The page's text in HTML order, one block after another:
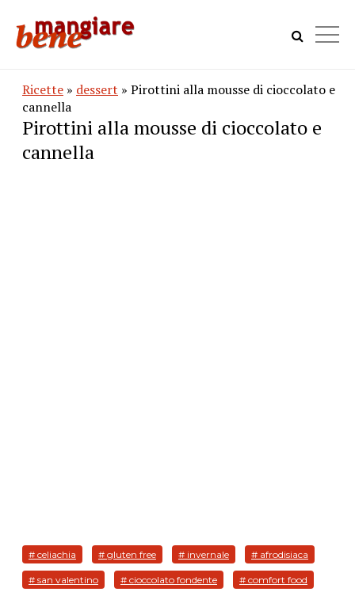
Ricette » dessert » Pirottini alla mousse di cioccolato e
cannella
Pirottini alla mousse di cioccolato e
cannella
# celiachia # gluten free # invernale # afrodisiaca
# san valentino # cioccolato fondente # comfort food